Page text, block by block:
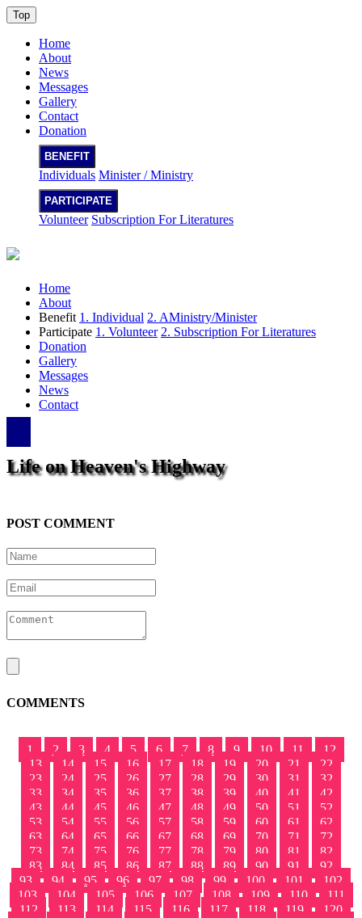
Top
Home
About
News
Messages
Gallery
Contact
Donation
BENEFIT
Individuals Minister / Ministry
PARTICIPATE
Volunteer Subscription For Literatures
Home
About
Benefit 1. Individual 2. AMinistry/Minister
Participate 1. Volunteer 2. Subscription For Literatures
Donation
Gallery
Messages
News
Contact
Life on Heaven's Highway
POST COMMENT
COMMENTS
1 2 3 4 5 6 7 8 9 10 11
12
13
14 15 16 17 18 19 20 21
22
23
24 25 26 27 28 29 30 31
32
33
34 35 36 37 38 39 40 41
42
43
44 45 46 47 48 49 50 51
52
53
54 55 56 57 58 59 60 61
62
63
64 65 66 67 68 69 70 71
72
73
74 75 76 77 78 79 80 81
82
83
84 85 86 87 88 89 90 91
92
93
94 95 96 97 98 99 100 101
102
103
104 105 106 107 108 109 110
111
112
113 114 115 116 117 118 119
120